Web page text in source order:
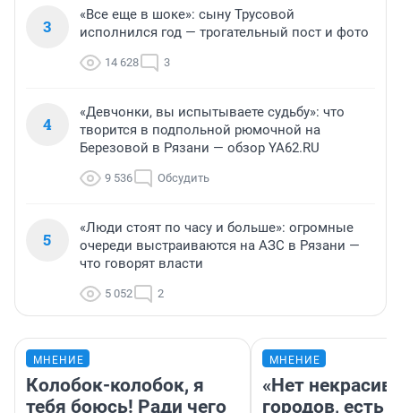
3
«Все еще в шоке»: сыну Трусовой
исполнился год — трогательный пост и фото
14 628 3
4
«Девчонки, вы испытываете судьбу»: что
творится в подпольной рюмочной на
Березовой в Рязани — обзор YA62.RU
9 536 Обсудить
5
«Люди стоят по часу и больше»: огромные
очереди выстраиваются на АЗС в Рязани —
что говорят власти
5 052 2
МНЕНИЕ
Колобок-колобок, я
тебя боюсь! Ради чего
МНЕНИЕ
«Нет
городов, есть